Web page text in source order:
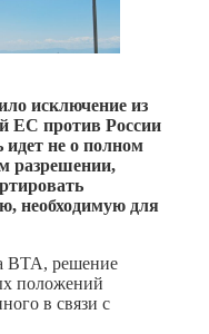
исключение из
ЕС против России
не о полном
разрешении,
необходимую для
BTA, решение
положений
в связи с